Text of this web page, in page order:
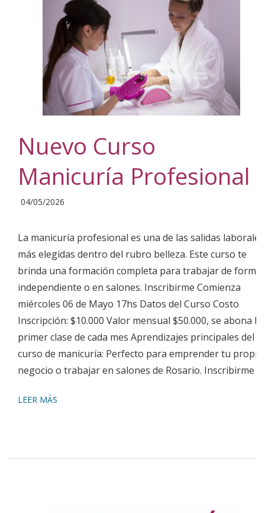
Nuevo Curso
Manicuría Profesional
2026-
04
04/05/2026
La manicuría profesional es una de las salidas laborales
más elegidas dentro del rubro belleza. Este curso te
brinda una formación completa para trabajar de forma
independiente o en salones. Inscribirme Comienza
miércoles 06 de Mayo 17hs Datos del Curso Costo
Inscripción: $10.000 Valor mensual $50.000, se abona la
primer clase de cada mes Aprendizajes principales del
curso de manicuría: Perfecto para emprender tu propio
negocio o trabajar en salones de Rosario. Inscribirme
LEER MÁS